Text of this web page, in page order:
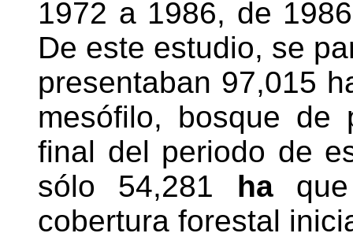
1972 a 1986, de
De este estudio, se
presentaban 97,015
mesófilo, bosque
final del periodo de
sólo 54,281 haque
cobertura forestal